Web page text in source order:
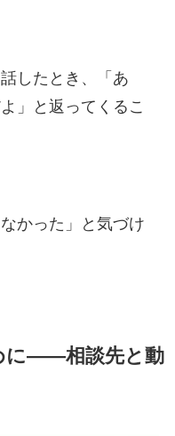
したとき、「あ
」と返ってくるこ
かった」と気づけ
に——相談先と動